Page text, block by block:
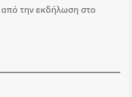
την εκδήλωση στο